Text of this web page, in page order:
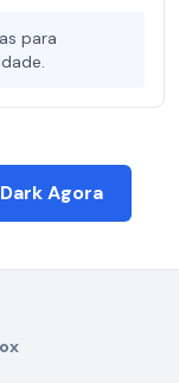
para
Agora